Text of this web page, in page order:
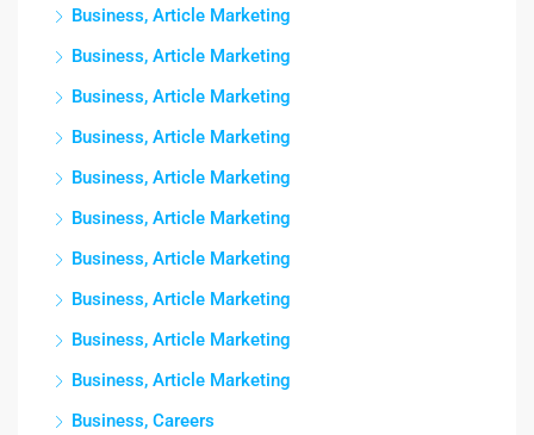
Business, Article Marketing
Business, Article Marketing
Business, Article Marketing
Business, Article Marketing
Business, Article Marketing
Business, Article Marketing
Business, Article Marketing
Business, Article Marketing
Business, Article Marketing
Business, Article Marketing
Business, Careers